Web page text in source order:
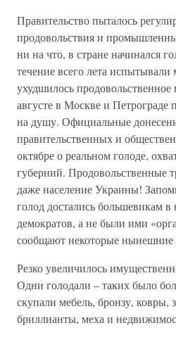
Правительство пыталось
продовольствия и
ни на что, в стране начинался
течение всего лета
ухудшилось
августе в Москве и Петрограде
на душу. Официальные
правительственных и
октябре о реальном голоде,
губерний. Продовольственные
даже население Украины!
голод достались большевикам в
демократов, а не были ими
сообщают некоторые нынешние
Резко увеличилось
Одни голодали – таких было
скупали мебель, бронзу, ковры,
бриллианты, меха и